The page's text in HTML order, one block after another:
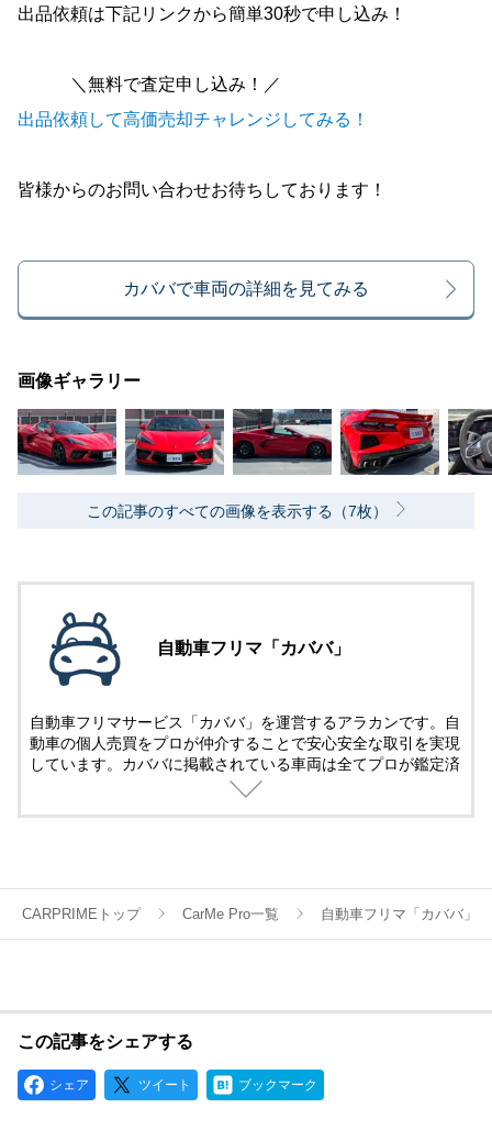
出品依頼は下記リンクから簡単30秒で申し込み！
＼無料で査定申し込み！／
出品依頼して高価売却チャレンジしてみる！
皆様からのお問い合わせお待ちしております！
カババで車両の詳細を見てみる
画像ギャラリー
この記事のすべての画像を表示する（7枚）
自動車フリマ「カババ」
自動車フリマサービス「カババ」を運営するアラカンです。自
動車の個人売買をプロが仲介することで安心安全な取引を実現
しています。カババに掲載されている車両は全てプロが鑑定済
CARPRIMEトップ CarMe Pro一覧 自動車フリマ「カババ」
この記事をシェアする
シェア ツイート ブックマーク